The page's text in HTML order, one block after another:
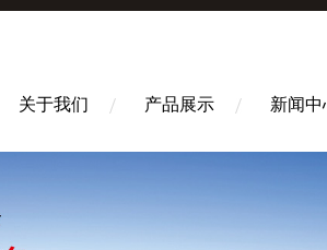
关于我们 产品展示 新闻中